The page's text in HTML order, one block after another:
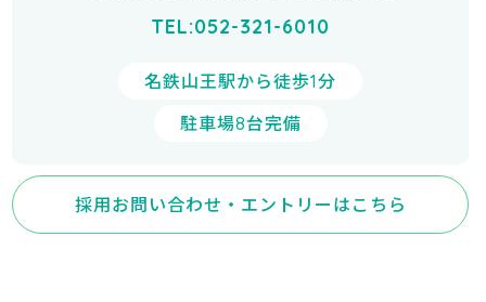
TEL:052-321-6010
名鉄山王駅から徒歩1分
駐車場8台完備
採用お問い合わせ・エントリーはこちら